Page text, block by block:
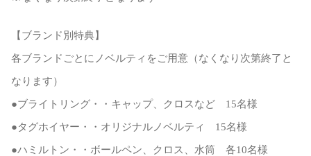
【ブランド別特典】
各ブランドごとにノベルティをご用意（なくなり次第終了と
なります）
●ブライトリング・・キャップ、クロスなど 15名様
●タグホイヤー・・オリジナルノベルティ 15名様
●ハミルトン・・ボールペン、クロス、水筒 各10名様